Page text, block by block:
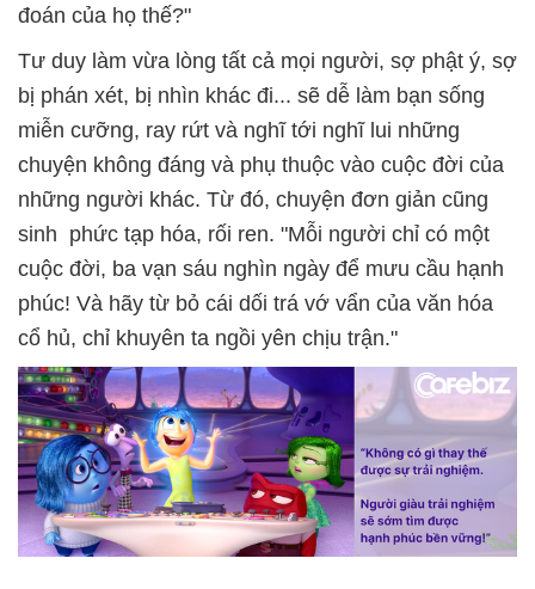
đoán của họ thế?"
Tư duy làm vừa lòng tất cả mọi người, sợ phật ý, sợ
bị phán xét, bị nhìn khác đi... sẽ dễ làm bạn sống
miễn cưỡng, ray rứt và nghĩ tới nghĩ lui những
chuyện không đáng và phụ thuộc vào cuộc đời của
những người khác. Từ đó, chuyện đơn giản cũng
sinh phức tạp hóa, rối ren. "Mỗi người chỉ có một
cuộc đời, ba vạn sáu nghìn ngày để mưu cầu hạnh
phúc! Và hãy từ bỏ cái dối trá vớ vẩn của văn hóa
cổ hủ, chỉ khuyên ta ngồi yên chịu trận."